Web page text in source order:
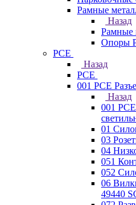
Рамные
Назад
Рамные
Опоры
PCE
Назад
PCE
001 PCE
Назад
001
01
03
04
051
052
06
49440